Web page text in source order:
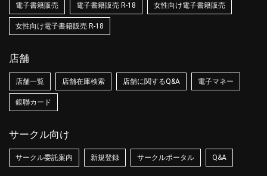
電子書籍販売 電子書籍販売 R-18 女性向け電子書籍販売
女性向け電子書籍販売 R-18
店舗
店舗一覧 店舗在庫検索 店舗に関するQ&A 電子マネー
銀聯カード
サークル向け
サークル委託案内 新規登録 サークルポータル Q&A